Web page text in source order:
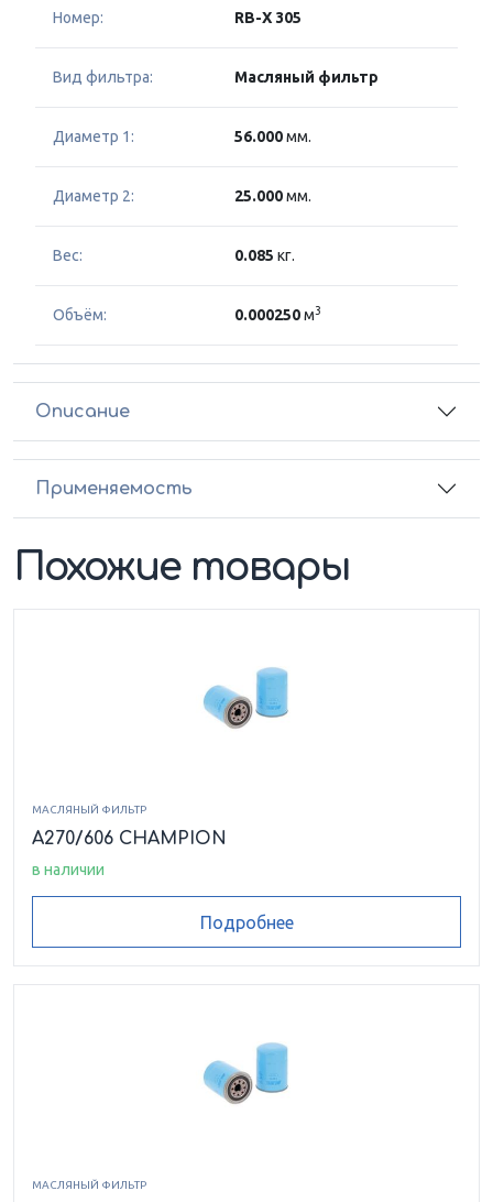
Номер: RB-X 305
Вид фильтра: Масляный фильтр
Диаметр 1: 56.000мм.
Диаметр 2: 25.000мм.
Вес: 0.085 кг.
Объём: 0.000250м3
Описание
Применяемость
Похожие товары
МАСЛЯНЫЙ ФИЛЬТР
A270/606 CHAMPION
в наличии
Подробнее
МАСЛЯНЫЙ ФИЛЬТР